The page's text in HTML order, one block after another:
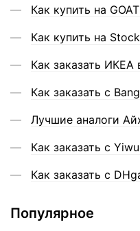
Как купить на
Как купить на
Как заказать ИКЕА
Как заказать с
Лучшие аналоги
Как заказать с
Как заказать с
Популярное